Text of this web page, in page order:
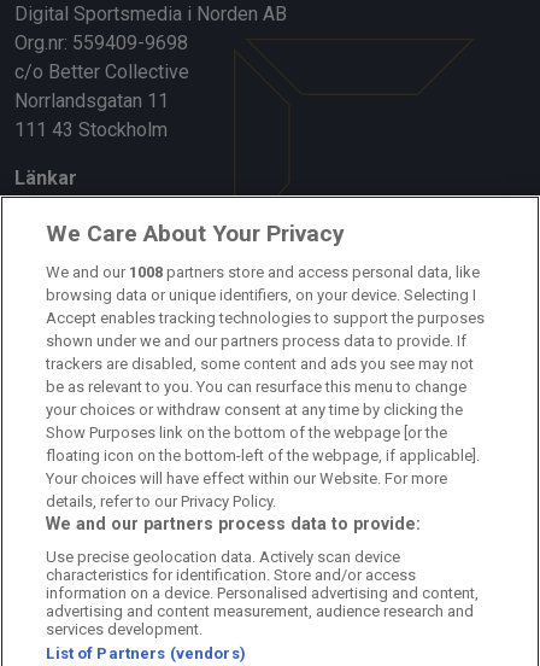
Digital Sportsmedia i Norden AB
Org.nr: 559409-9698
c/o Better Collective
Norrlandsgatan 11
111 43 Stockholm
Länkar
Om oss
Kontakta oss
Kundtjänst
Sponsor: Rekatochklart
Annonsera på Fotbolldirekt
Redaktionell policy
Personuppgiftspolicy
Cookiepolicy
Arkiv
We Care About Your Privacy
We and our 1008 partners store and access personal data, like
browsing data or unique identifiers, on your device. Selecting I
Accept enables tracking technologies to support the purposes
shown under we and our partners process data to provide. If
trackers are disabled, some content and ads you see may not
be as relevant to you. You can resurface this menu to change
your choices or withdraw consent at any time by clicking the
Show Purposes link on the bottom of the webpage [or the
floating icon on the bottom-left of the webpage, if applicable].
Your choices will have effect within our Website. For more
details, refer to our Privacy Policy.
We and our partners process data to provide:
Use precise geolocation data. Actively scan device
characteristics for identification. Store and/or access
information on a device. Personalised advertising and content,
advertising and content measurement, audience research and
services development.
List of Partners (vendors)